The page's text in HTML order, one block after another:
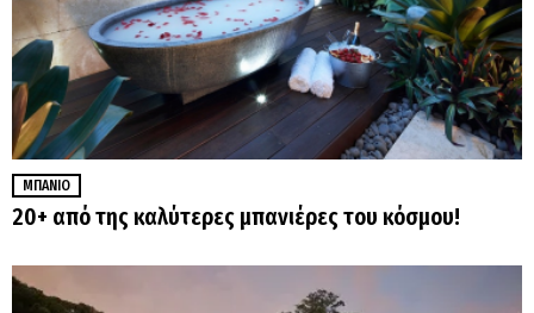
ΜΠΆΝΙΟ
20+ από της καλύτερες μπανιέρες του κόσμου!